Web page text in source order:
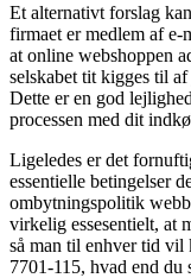
Et alternativt forslag
firmaet er medlem af
at online webshoppen
selskabet tit kigges til
Dette er en god
processen med dit
Ligeledes er det
essentielle betingelser
ombytningspolitik
virkelig essesentielt, at
så man til enhver tid
7701-115, hvad end du